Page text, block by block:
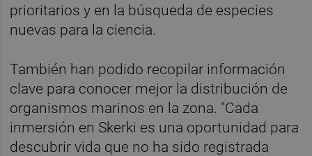
prioritarios y en la búsqueda de especies
nuevas para la ciencia.
También han podido recopilar información
clave para conocer mejor la distribución de
organismos marinos en la zona. "Cada
inmersión en Skerki es una oportunidad para
descubrir vida que no ha sido registrada